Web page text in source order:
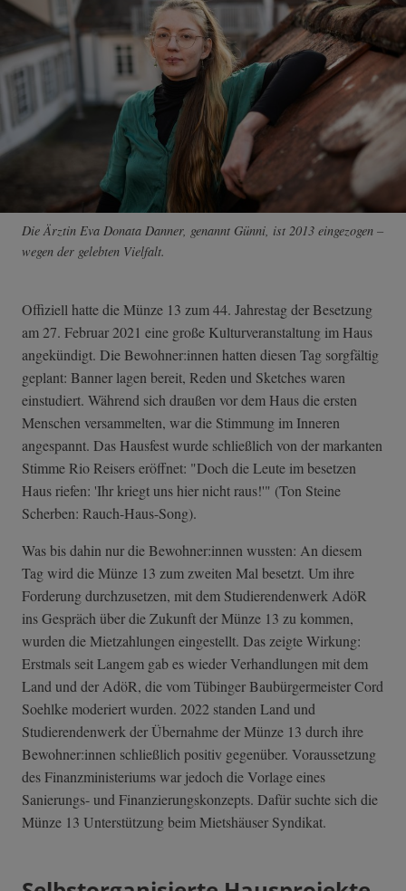
Die Ärztin Eva Donata Danner, genannt Günni, ist 2013 eingezogen –
wegen der gelebten Vielfalt.
Offiziell hatte die Münze 13 zum 44. Jahrestag der Besetzung
am 27. Februar 2021 eine große Kulturveranstaltung im Haus
angekündigt. Die Bewohner:innen hatten diesen Tag sorgfältig
geplant: Banner lagen bereit, Reden und Sketches waren
einstudiert. Während sich draußen vor dem Haus die ersten
Menschen versammelten, war die Stimmung im Inneren
angespannt. Das Hausfest wurde schließlich von der markanten
Stimme Rio Reisers eröffnet: "Doch die Leute im besetzen
Haus riefen: 'Ihr kriegt uns hier nicht raus!'" (Ton Steine
Scherben: Rauch-Haus-Song).
Was bis dahin nur die Bewohner:innen wussten: An diesem
Tag wird die Münze 13 zum zweiten Mal besetzt. Um ihre
Forderung durchzusetzen, mit dem Studierendenwerk AdöR
ins Gespräch über die Zukunft der Münze 13 zu kommen,
wurden die Mietzahlungen eingestellt. Das zeigte Wirkung:
Erstmals seit Langem gab es wieder Verhandlungen mit dem
Land und der AdöR, die vom Tübinger Baubürgermeister Cord
Soehlke moderiert wurden. 2022 standen Land und
Studierendenwerk der Übernahme der Münze 13 durch ihre
Bewohner:innen schließlich positiv gegenüber. Voraussetzung
des Finanzministeriums war jedoch die Vorlage eines
Sanierungs- und Finanzierungskonzepts. Dafür suchte sich die
Münze 13 Unterstützung beim Mietshäuser Syndikat.